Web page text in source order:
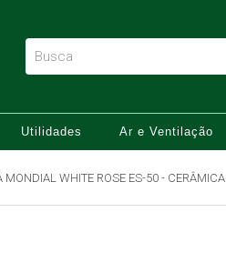
Utilidades Ar e Ventilação
MONDIAL WHITE ROSE ES-50 - CERÂMICA